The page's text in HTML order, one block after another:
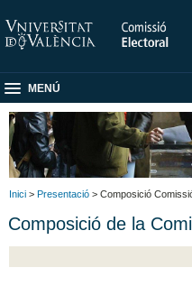
MENÚ
Inici > Presentació > Composició
Composició de la